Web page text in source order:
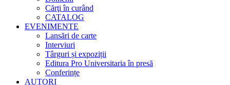
Cărţi în curând
CATALOG
EVENIMENTE
Lansări de carte
Interviuri
Târguri și expoziții
Editura Pro Universitaria în presă
Conferințe
AUTORI